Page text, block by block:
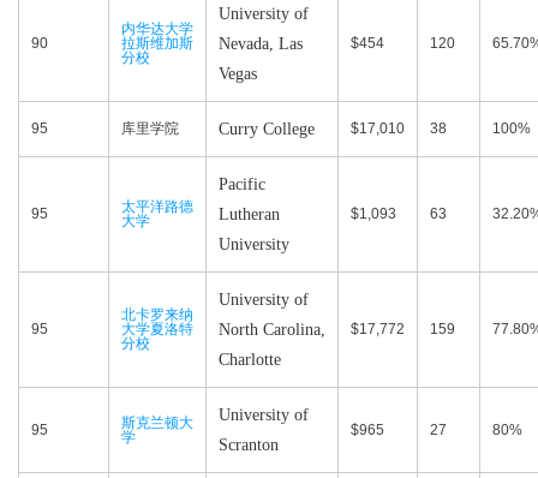
90
内华达大学
拉斯维加斯
分校
University of
Nevada, Las
Vegas
$454 120
95 库里学院 Curry College $17,010 38 100%
95
太平洋路德
大学
Pacific
Lutheran
University
$1,093 63
95
北卡罗来纳
大学夏洛特
分校
University of
North Carolina,
Charlotte
$17,772 159
95
斯克兰顿大
学
University of
Scranton
$965 27 80%